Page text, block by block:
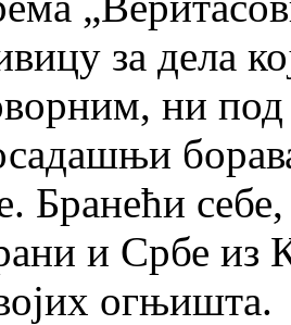
за дела
ни
Бранећи
и Србе из
огњишта.